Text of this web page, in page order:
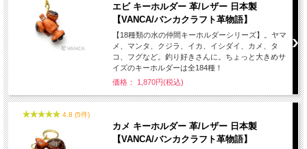
エビ キーホルダー 革/レザー 日本製
【VANCA/バンカクラフト革物語】
【18種類の水の仲間キーホルダーシリーズ】。ヤマ
メ、マンタ、クジラ、イカ、イシダイ、カメ、タ
コ、フグなど。釣り好きさんに。ちょっと大きめサ
イズのキーホルダーは全184種！
価格： 1,870円(税込)
4.8 (5件)
カメ キーホルダー 革/レザー 日本製
【VANCA/バンカクラフト革物語】